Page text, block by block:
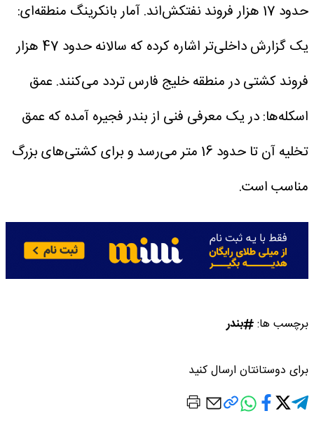
حدود 17 هزار فروند نفتکش‌اند.
آمار بانکرینگ منطقه‌ای:
یک گزارش داخلی‌تر اشاره کرده که سالانه حدود 47 هزار
فروند کشتی در منطقه خلیج فارس تردد می‌کنند. عمق
اسکله‌ها: در یک معرفی فنی از بندر فجیره آمده که عمق
تخلیه آن تا حدود 16 متر می‌رسد و برای کشتی‌های بزرگ
مناسب است.
برچسب ها: بندر
برای دوستانتان ارسال کنید